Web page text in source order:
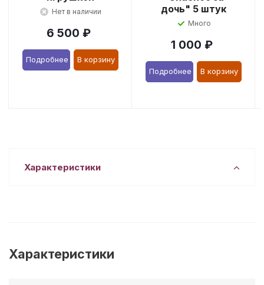
Нет в наличии
6 500 ₽
Подробнее В корзину
дочь" 5 штук
Много
1 000 ₽
Подробнее В корзину
Характеристики
Характеристики